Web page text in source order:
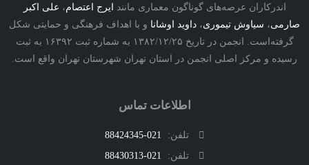
عرصه‌های گوناگون معماری مانندایرج اعتصام،علی اکبر
،سیاوش تیموری،داوید اوشاناو با اهداف فرهنگی و حمایتی شکل
گرفته‌است. انجمن در تاریخ ۱۳۸۲/۱۲/۲۵ به شماره ثبت ۱۶۳۹۲ به ثبت
و مرکز اصلی انجمن در استان تهران شهرستان تهران واقع است.
اطلاعات تماس
تلفن:
021-88424345
تلفن:
021-88430313